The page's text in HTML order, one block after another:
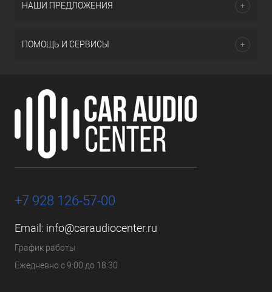
НАШИ ПРЕДЛОЖЕНИЯ
ПОМОЩЬ И СЕРВИСЫ
+7 928 126-57-00
Email: info@caraudiocenter.ru
График работы
Ежедневно с 9:00 до 18:30